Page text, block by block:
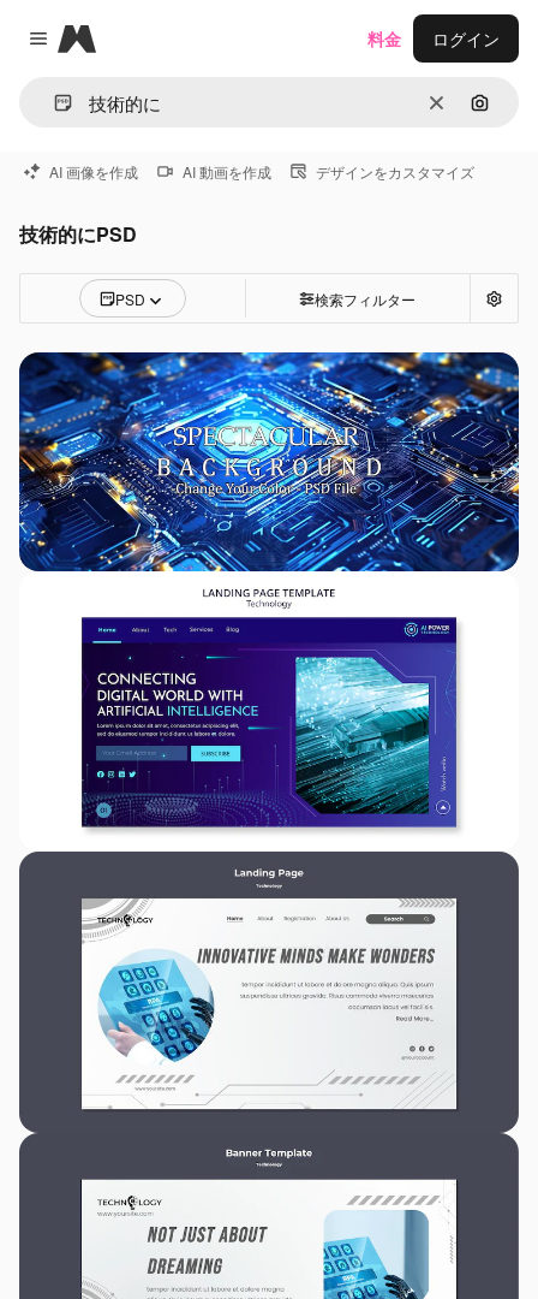
Close menu
Magnific
消去 画像で
料金 ログイン
AI 画像を作成 AI 動画を作成 デザインをカスタマイズ
技術的にPSD
PSD 検索フィルター